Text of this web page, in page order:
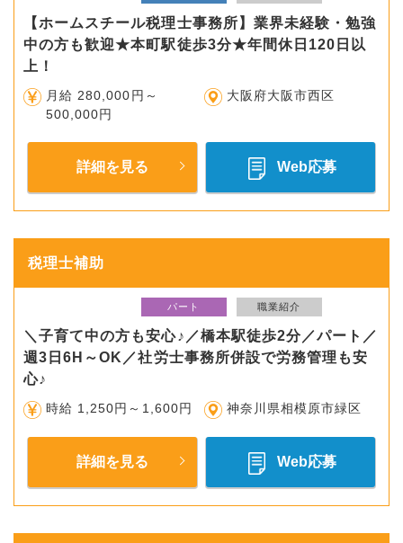
【ホームスチール税理士事務所】業界未経験・勉強
中の方も歓迎★本町駅徒歩3分★年間休日120日以
上！
月給 280,000円～
500,000円
大阪府大阪市西区
詳細を見る Web応募
税理士補助
パート 職業紹介
＼子育て中の方も安心♪／橋本駅徒歩2分／パート／
週3日6H～OK／社労士事務所併設で労務管理も安
心♪
時給 1,250円～1,600円 神奈川県相模原市緑区
詳細を見る Web応募